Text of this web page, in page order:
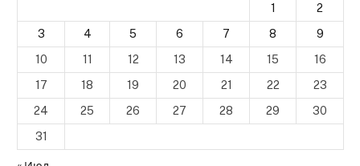
1
2
3
4 5 6 7 8
9
10
11 12 13 14 15
16
17
18 19 20 21 22
23
24
25 26 27 28 29
30
31